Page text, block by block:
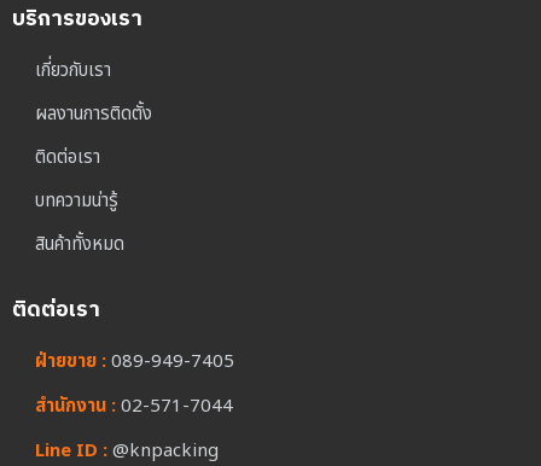
บริการของเรา
เกี่ยวกับเรา
ผลงานการติดตั้ง
ติดต่อเรา
บทความน่ารู้
สินค้าทั้งหมด
ติดต่อเรา
ฝ่ายขาย :089-949-7405
สำนักงาน :02-571-7044
Line ID :@knpacking